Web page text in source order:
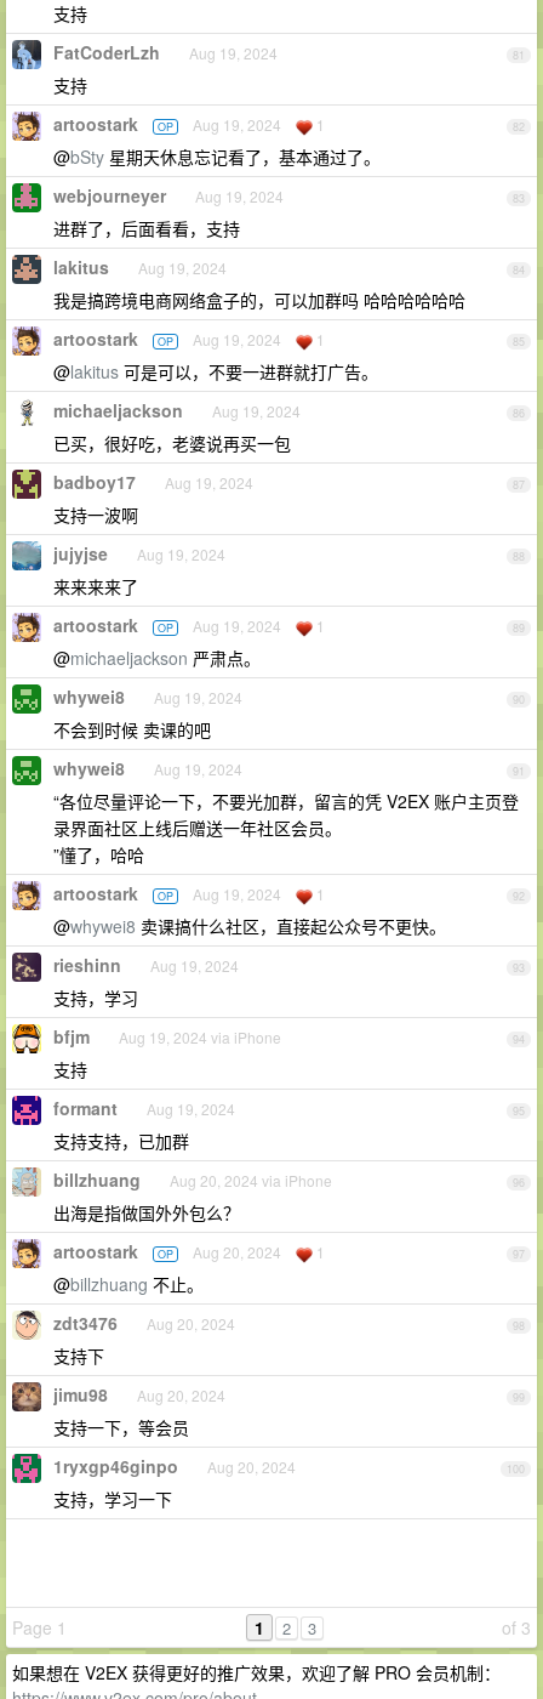
支持
81
FatCoderLzh Aug 19, 2024
支持
82
artoostark OP Aug 19, 2024 1
@bSty 星期天休息忘记看了，基本通过了。
83
webjourneyer Aug 19, 2024
进群了，后面看看，支持
84
lakitus Aug 19, 2024
我是搞跨境电商网络盒子的，可以加群吗 哈哈哈哈哈哈
85
artoostark OP Aug 19, 2024 1
@lakitus 可是可以，不要一进群就打广告。
86
michaeljackson Aug 19, 2024
已买，很好吃，老婆说再买一包
87
badboy17 Aug 19, 2024
支持一波啊
88
jujyjse Aug 19, 2024
来来来来了
89
artoostark OP Aug 19, 2024 1
@michaeljackson 严肃点。
90
whywei8 Aug 19, 2024
不会到时候 卖课的吧
91
whywei8 Aug 19, 2024
“各位尽量评论一下，不要光加群，留言的凭 V2EX 账户主页登
录界面社区上线后赠送一年社区会员。
”懂了，哈哈
92
artoostark OP Aug 19, 2024 1
@whywei8 卖课搞什么社区，直接起公众号不更快。
93
rieshinn Aug 19, 2024
支持，学习
94
bfjm Aug 19, 2024 via iPhone
支持
95
formant Aug 19, 2024
支持支持，已加群
96
billzhuang Aug 20, 2024 via iPhone
出海是指做国外外包么？
97
artoostark OP Aug 20, 2024 1
@billzhuang 不止。
98
zdt3476 Aug 20, 2024
支持下
99
jimu98 Aug 20, 2024
支持一下，等会员
100
1ryxgp46ginpo Aug 20, 2024
支持，学习一下
Page 1 of 3
1 2 3
如果想在 V2EX 获得更好的推广效果，欢迎了解 PRO 会员机制：